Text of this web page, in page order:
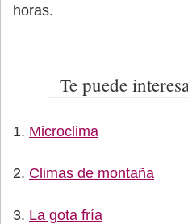
horas.
Te puede
Microclima
Climas de montaña
La gota fría